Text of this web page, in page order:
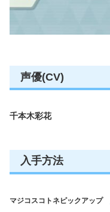
声優(CV)
千本木彩花
入手方法
マジコスコトネピックアップ